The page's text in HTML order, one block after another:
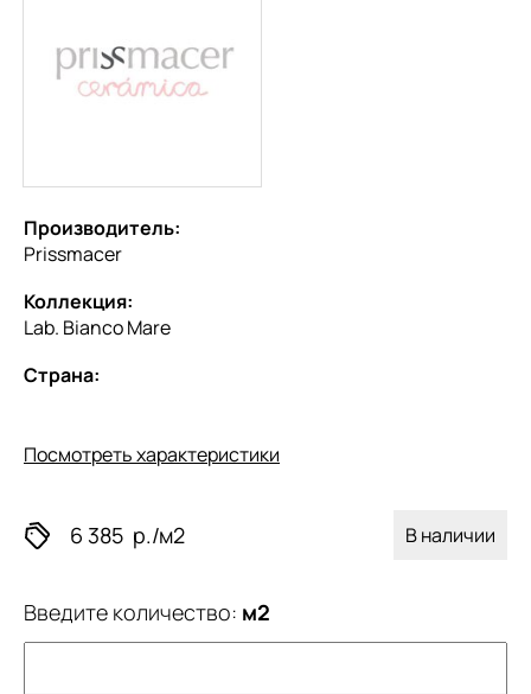
Производитель:
Prissmacer
Коллекция:
Lab. Bianco Mare
Страна:
Посмотреть характеристики
6 385 р./м2 В наличии
Введите количество: м2